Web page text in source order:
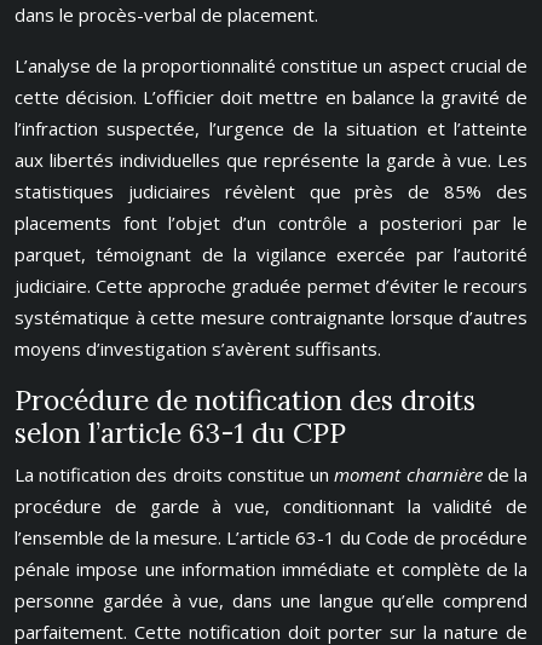
dans le procès-verbal de placement.
L’analyse de la proportionnalité constitue un aspect crucial de
cette décision. L’officier doit mettre en balance la gravité de
l’infraction suspectée, l’urgence de la situation et l’atteinte
aux libertés individuelles que représente la garde à vue. Les
statistiques judiciaires révèlent que près de 85% des
placements font l’objet d’un contrôle a posteriori par le
parquet, témoignant de la vigilance exercée par l’autorité
judiciaire. Cette approche graduée permet d’éviter le recours
systématique à cette mesure contraignante lorsque d’autres
moyens d’investigation s’avèrent suffisants.
Procédure de notification des droits
selon l’article 63-1 du CPP
La notification des droits constitue unmoment charnière de la
procédure de garde à vue, conditionnant la validité de
l’ensemble de la mesure. L’article 63-1 du Code de procédure
pénale impose une information immédiate et complète de la
personne gardée à vue, dans une langue qu’elle comprend
parfaitement. Cette notification doit porter sur la nature de